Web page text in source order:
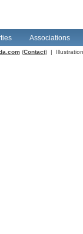
Associations
(Contact) |